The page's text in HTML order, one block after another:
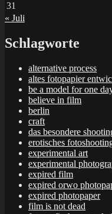
31
« Juli
Schlagworte
alternative process
altes fotopapier
be a model for one
believe in film
berlin
craft
das besondere
erotisches
experimental art
experimental
expired film
expired orwo
expired photopaper
film is not dead